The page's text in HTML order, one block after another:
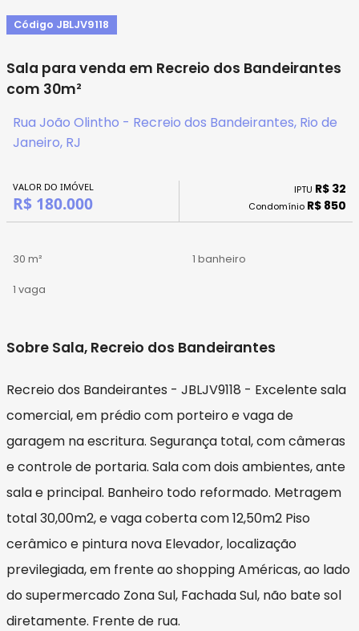
Código JBLJV9118
Sala para venda em Recreio dos Bandeirantes
com 30m²
Rua João Olintho - Recreio dos Bandeirantes, Rio de
Janeiro, RJ
VALOR DO IMÓVEL
R$ 180.000
IPTU R$ 32
Condomínio R$ 850
30 m² 1 banheiro
1 vaga
Sobre Sala, Recreio dos Bandeirantes
Recreio dos Bandeirantes - JBLJV9118 - Excelente sala
comercial, em prédio com porteiro e vaga de
garagem na escritura. Segurança total, com câmeras
e controle de portaria. Sala com dois ambientes, ante
sala e principal. Banheiro todo reformado. Metragem
total 30,00m2, e vaga coberta com 12,50m2 Piso
cerâmico e pintura nova Elevador, localização
previlegiada, em frente ao shopping Américas, ao lado
do supermercado Zona Sul, Fachada Sul, não bate sol
diretamente. Frente de rua.